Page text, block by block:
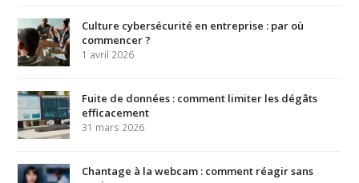
Culture cybersécurité en entreprise : par où
commencer ?
1 avril 2026
Fuite de données : comment limiter les dégâts
efficacement
31 mars 2026
Chantage à la webcam : comment réagir sans